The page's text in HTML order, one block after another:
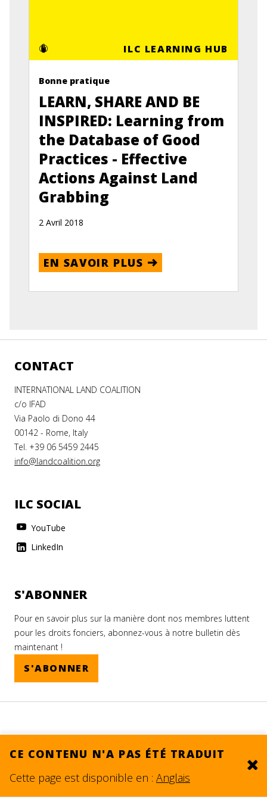
CE CONTENU N'A PAS ÉTÉ TRADUIT
Cette page est disponible en : Anglais
ILC LEARNING HUB
Bonne pratique
LEARN, SHARE AND BE
INSPIRED: Learning from
the Database of Good
Practices - Effective
Actions Against Land
Grabbing
2 Avril 2018
EN SAVOIR PLUS
CONTACT
INTERNATIONAL LAND COALITION
c/o IFAD
Via Paolo di Dono 44
00142 - Rome, Italy
Tel. +39 06 5459 2445
info@landcoalition.org
ILC SOCIAL
YouTube
LinkedIn
S'ABONNER
Pour en savoir plus sur la manière dont nos membres luttent
pour les droits fonciers, abonnez-vous à notre bulletin dès
maintenant !
S'ABONNER
© 2026.SITE BY DEV